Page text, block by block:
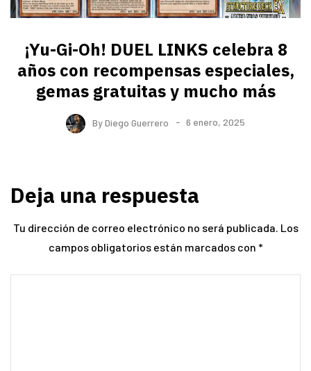
¡Yu-Gi-Oh! DUEL LINKS celebra 8
años con recompensas especiales,
gemas gratuitas y mucho más
ByDiego Guerrero 6 enero, 2025
Deja una respuesta
Tu dirección de correo electrónico no será publicada. Los
campos obligatorios están marcados con *